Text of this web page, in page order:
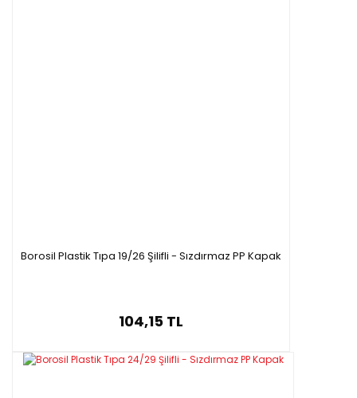
Borosil Plastik Tıpa 19/26 Şilifli - Sızdırmaz PP Kapak
104,15 TL